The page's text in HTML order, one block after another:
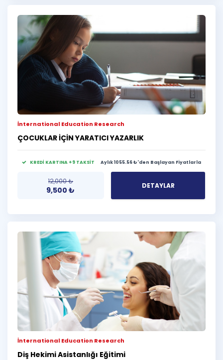
İnternational Education Research
ÇOCUKLAR İÇİN YARATICI YAZARLIK
KREDİ KARTINA +9 TAKSİT Aylık 1055.56 ₺'den Başlayan Fiyatlarla
12,000₺
9,500₺ DETAYLAR
İnternational Education Research
Diş Hekimi Asistanlığı Eğitimi